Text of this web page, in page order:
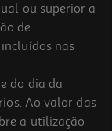
ou superior a
de
nas
do dia da
Ao valor das
a utilização